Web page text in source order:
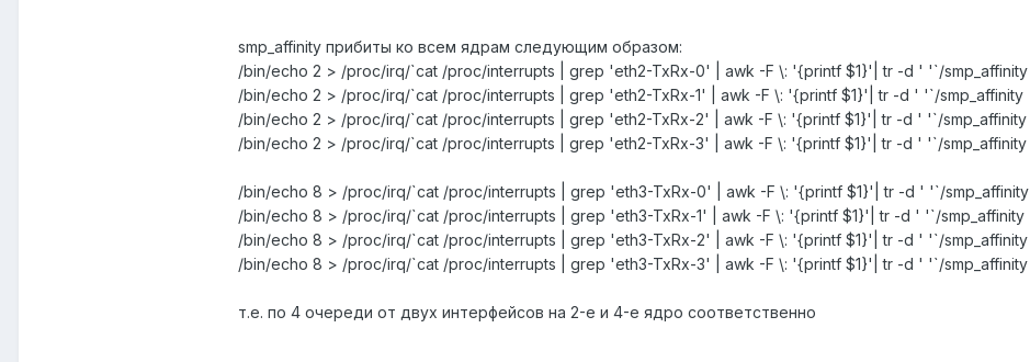
smp_affinity прибиты ко всем ядрам следующим образом:
/bin/echo 2 > /proc/irq/`cat /proc/interrupts | grep 'eth2-TxRx-0' | awk -F \: '{printf $1}'| tr -d ' '`/smp_affinity
/bin/echo 2 > /proc/irq/`cat /proc/interrupts | grep 'eth2-TxRx-1' | awk -F \: '{printf $1}'| tr -d ' '`/smp_affinity
/bin/echo 2 > /proc/irq/`cat /proc/interrupts | grep 'eth2-TxRx-2' | awk -F \: '{printf $1}'| tr -d ' '`/smp_affinity
/bin/echo 2 > /proc/irq/`cat /proc/interrupts | grep 'eth2-TxRx-3' | awk -F \: '{printf $1}'| tr -d ' '`/smp_affinity
/bin/echo 8 > /proc/irq/`cat /proc/interrupts | grep 'eth3-TxRx-0' | awk -F \: '{printf $1}'| tr -d ' '`/smp_affinity
/bin/echo 8 > /proc/irq/`cat /proc/interrupts | grep 'eth3-TxRx-1' | awk -F \: '{printf $1}'| tr -d ' '`/smp_affinity
/bin/echo 8 > /proc/irq/`cat /proc/interrupts | grep 'eth3-TxRx-2' | awk -F \: '{printf $1}'| tr -d ' '`/smp_affinity
/bin/echo 8 > /proc/irq/`cat /proc/interrupts | grep 'eth3-TxRx-3' | awk -F \: '{printf $1}'| tr -d ' '`/smp_affinity
т.е. по 4 очереди от двух интерфейсов на 2-е и 4-е ядро соответственно